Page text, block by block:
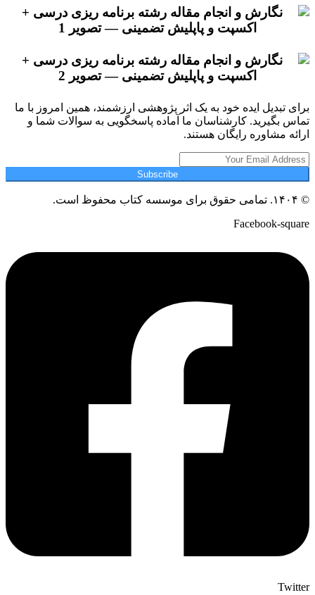
برای تبدیل ایده خود به یک اثر پژوهشی ارزشمند، همین امروز با ما
تماس بگیرید. کارشناسان ما آماده پاسخگویی به سوالات شما و
ارائه مشاوره رایگان هستند.
Subscribe
© ۱۴۰۴. تمامی حقوق برای موسسه کتاب محفوظ است.
Facebook-square
Twitter